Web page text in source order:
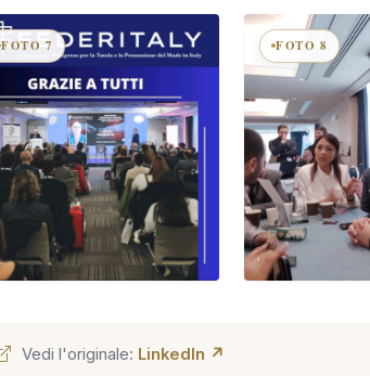
FOTO 7 FOTO 8
Vedi l'originale: LinkedIn ↗